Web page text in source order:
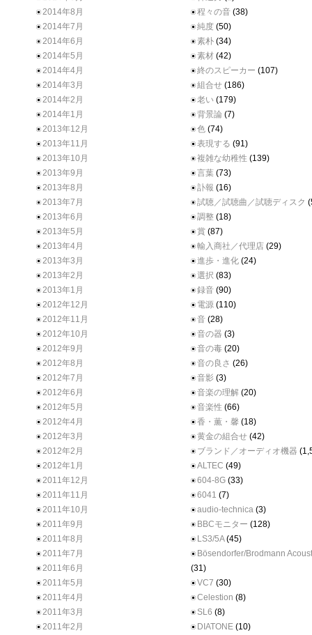
2014年8月
2014年7月
2014年6月
2014年5月
2014年4月
2014年3月
2014年2月
2014年1月
2013年12月
2013年11月
2013年10月
2013年9月
2013年8月
2013年7月
2013年6月
2013年5月
2013年4月
2013年3月
2013年2月
2013年1月
2012年12月
2012年11月
2012年10月
2012年9月
2012年8月
2012年7月
2012年6月
2012年5月
2012年4月
2012年3月
2012年2月
2012年1月
2011年12月
2011年11月
2011年10月
2011年9月
2011年8月
2011年7月
2011年6月
2011年5月
2011年4月
2011年3月
2011年2月
程々の音 (38)
純度 (50)
素朴 (34)
素材 (42)
終のスピーカー (107)
組合せ (186)
老い (179)
背景論 (7)
色 (74)
表現する (91)
複雑な幼稚性 (139)
言葉 (73)
訃報 (16)
試聴／試聴曲／試聴ディスク
調整 (18)
賞 (87)
輸入商社／代理店 (29)
進歩・進化 (24)
選択 (83)
録音 (90)
電源 (110)
音 (28)
音の器 (3)
音の毒 (20)
音の良さ (26)
音影 (3)
音楽の理解 (20)
音楽性 (66)
香・薫・馨 (18)
黄金の組合せ (42)
ブランド／オーディオ機器
ALTEC (49)
604-8G (33)
6041 (7)
audio-technica (3)
BBCモニター (128)
LS3/5A(45)
Bösendorfer/Brodmann
(31)
VC7 (30)
Celestion (8)
SL6 (8)
DIATONE (10)